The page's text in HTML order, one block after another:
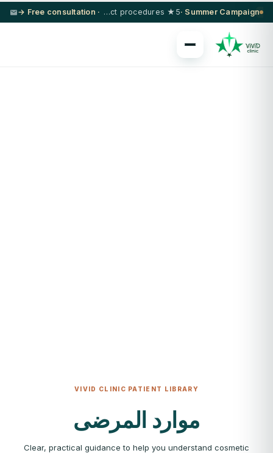
Summer Campaign ·
5★ hotel + VIP transfer on select procedures
· Free consultation →
VIVID CLINIC PATIENT LIBRARY
موارد المرضى
Clear, practical guidance to help you understand cosmetic